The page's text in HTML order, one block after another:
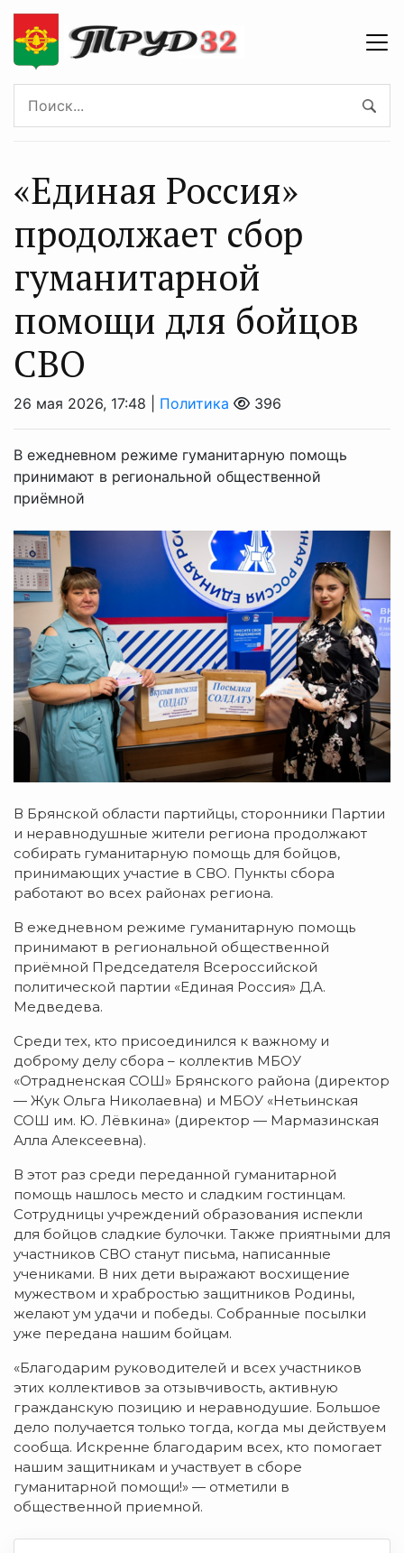
«Единая Россия»
продолжает сбор
гуманитарной
помощи для бойцов
СВО
26 мая 2026, 17:48 | Политика 396
В ежедневном режиме гуманитарную помощь
принимают в региональной общественной
приёмной
В Брянской области партийцы, сторонники Партии
и неравнодушные жители региона продолжают
собирать гуманитарную помощь для бойцов,
принимающих участие в СВО. Пункты сбора
работают во всех районах региона.
В ежедневном режиме гуманитарную помощь
принимают в региональной общественной
приёмной Председателя Всероссийской
политической партии «Единая Россия» Д.А.
Медведева.
Среди тех, кто присоединился к важному и
доброму делу сбора – коллектив МБОУ
«Отрадненская СОШ» Брянского района (директор
— Жук Ольга Николаевна) и МБОУ «Нетьинская
СОШ им. Ю. Лёвкина» (директор — Мармазинская
Алла Алексеевна).
В этот раз среди переданной гуманитарной
помощь нашлось место и сладким гостинцам.
Сотрудницы учреждений образования испекли
для бойцов сладкие булочки. Также приятными для
участников СВО станут письма, написанные
учениками. В них дети выражают восхищение
мужеством и храбростью защитников Родины,
желают ум удачи и победы. Собранные посылки
уже передана нашим бойцам.
«Благодарим руководителей и всех участников
этих коллективов за отзывчивость, активную
гражданскую позицию и неравнодушие. Большое
дело получается только тогда, когда мы действуем
сообща. Искренне благодарим всех, кто помогает
нашим защитникам и участвует в сборе
гуманитарной помощи!» — отметили в
общественной приемной.